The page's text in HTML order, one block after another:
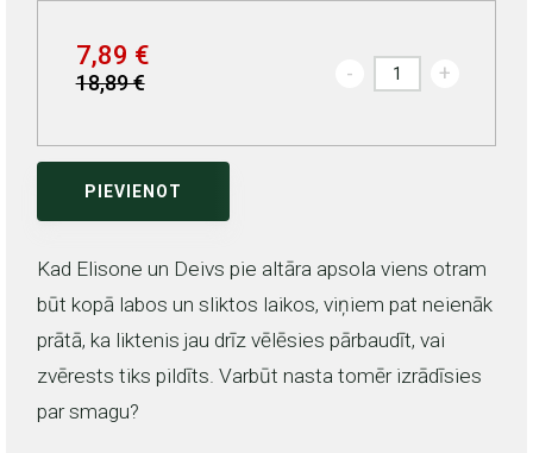
18,89 €
7,89 €
- +
PIEVIENOT
Kad Elisone un Deivs pie altāra apsola viens otram
būt kopā labos un sliktos laikos, viņiem pat neienāk
prātā, ka liktenis jau drīz vēlēsies pārbaudīt, vai
zvērests tiks pildīts. Varbūt nasta tomēr izrādīsies
par smagu?